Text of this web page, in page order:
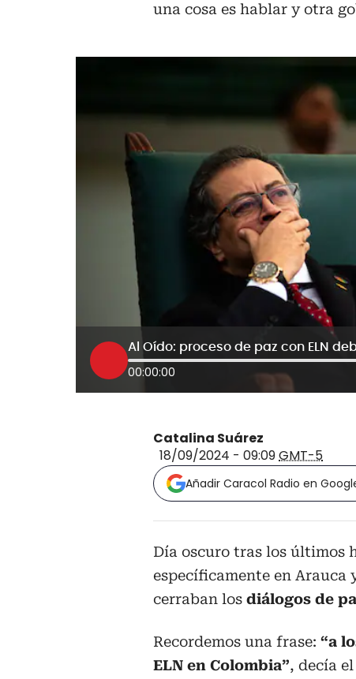
una cosa es hablar y otra
00:00:00
Catalina Suárez
18/09/2024 - 09:09GMT-5
Añadir Caracol Radio en
Día oscuro tras los últimos
específicamente en Arauca
cerraban los diálogos de
Recordemos una frase: “a
ELN en Colombia”, decía